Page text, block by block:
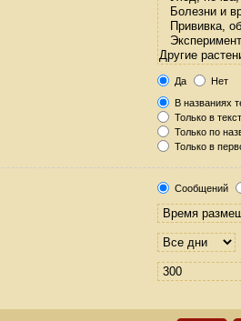
Да
Нет
В названиях
Только в
Только по
Только в
Сообщений